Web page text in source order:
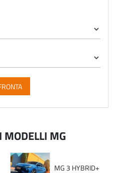
MODELLI MG
MG 3 HYBRID+